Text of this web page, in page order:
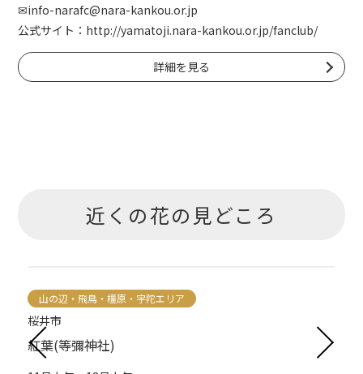
✉info-narafc@nara-kankou.or.jp
公式サイト： http://yamatoji.nara-kankou.or.jp/fanclub/
詳細を見る
近くの花の見どころ
山の辺・飛鳥・橿原・宇陀エリア
桜井市
紅葉(等彌神社)